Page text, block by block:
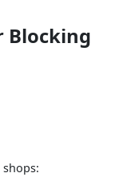
Blocking
shops: